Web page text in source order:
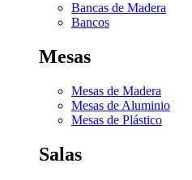
Bancas de Madera
Bancos
Mesas
Mesas de Madera
Mesas de Aluminio
Mesas de Plástico
Salas